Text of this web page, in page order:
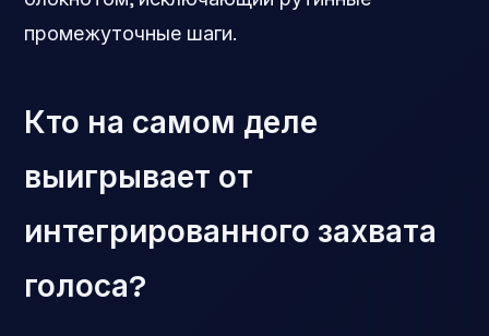
промежуточные шаги.
Кто на самом деле
выигрывает от
интегрированного захвата
голоса?